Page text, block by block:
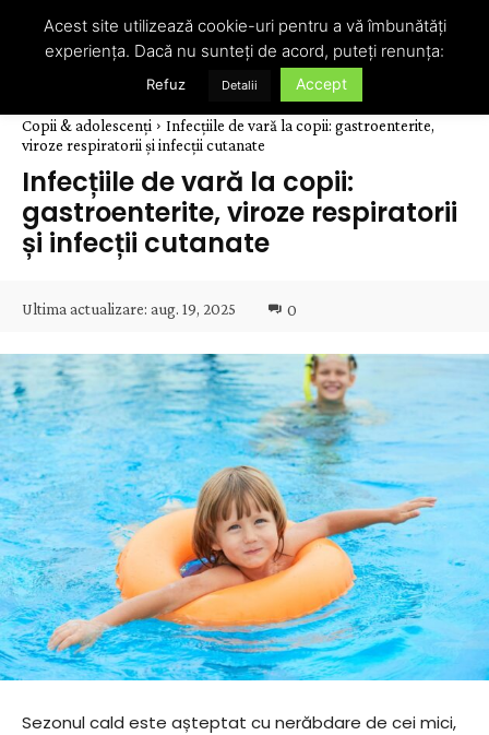
Copii & adolescenți
Infecțiile de vară la copii: gastroenterite,
viroze respiratorii și infecții cutanate
Infecțiile de vară la copii:
gastroenterite, viroze respiratorii
și infecții cutanate
Ultima actualizare: aug. 19, 2025 0
Sezonul cald este așteptat cu nerăbdare de cei mici,
Acest site utilizează cookie-uri pentru a vă îmbunătăți
experiența. Dacă nu sunteți de acord, puteți renunța:
Refuz Detalii Accept